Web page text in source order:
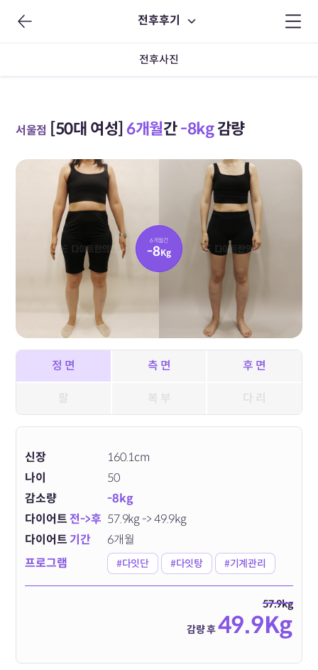
전후후기
전후사진
서울점 [50대 여성]6개월간-8kg감량
6개월간
-8Kg
정 면 측 면 후 면
팔 복 부 다 리
신장
160.1cm
나이
50
감소량
-8kg
다이어트전->후 57.9kg -> 49.9kg
다이어트 기간
6개월
프로그램
#다잇단 #다잇탕 #기계관리
57.9kg
감량 후49.9Kg